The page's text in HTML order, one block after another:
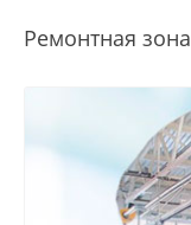
Ремонтная зона